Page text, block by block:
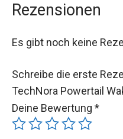
Rezensionen
Es gibt noch keine
Schreibe die erste
TechNora Powertail
Deine Bewertung *